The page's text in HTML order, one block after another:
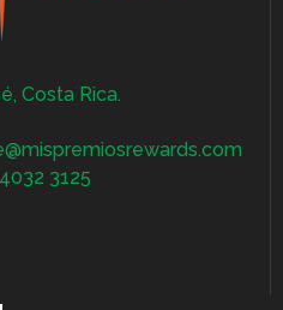
Costa Rica.
3125